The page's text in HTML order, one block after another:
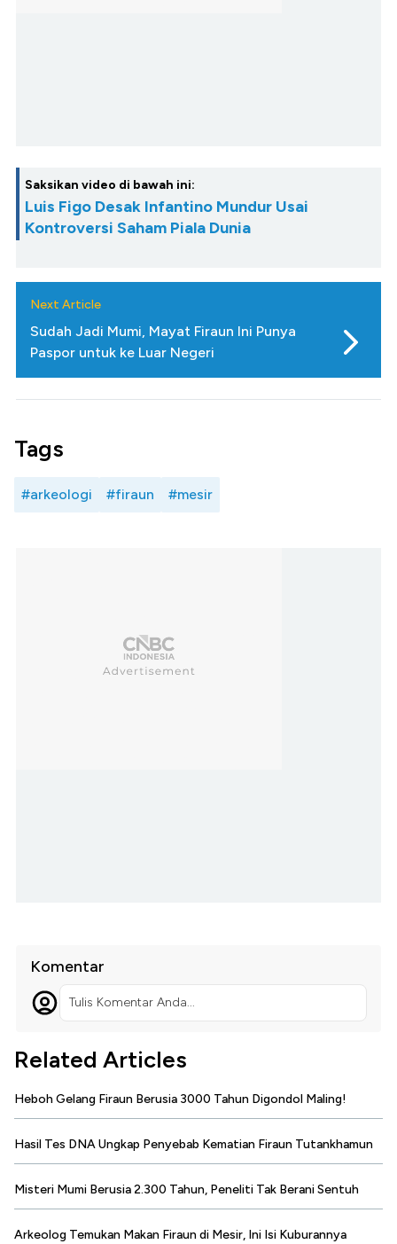
Saksikan video di bawah ini:
Luis Figo Desak Infantino Mundur Usai
Kontroversi Saham Piala Dunia
Next Article
Sudah Jadi Mumi, Mayat Firaun Ini Punya
Paspor untuk ke Luar Negeri
Tags
#arkeologi #firaun #mesir
Komentar
Tulis Komentar Anda...
Related Articles
Heboh Gelang Firaun Berusia 3000 Tahun Digondol Maling!
Hasil Tes DNA Ungkap Penyebab Kematian Firaun Tutankhamun
Misteri Mumi Berusia 2.300 Tahun, Peneliti Tak Berani Sentuh
Arkeolog Temukan Makan Firaun di Mesir, Ini Isi Kuburannya